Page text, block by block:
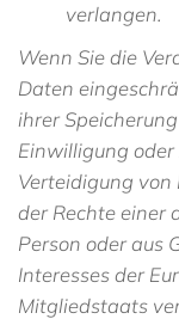
verlangen.
Wenn Sie die
Daten
ihrer
Einwilligung
Verteidigung von
der Rechte einer
Person oder aus
Interesses der
Mitgliedstaats